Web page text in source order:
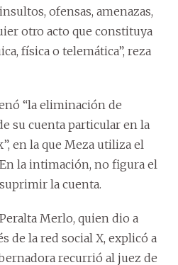
ofensas, amenazas,
otro acto que constituya
física o telemática”, reza
“la eliminación de
su cuenta particular en la
en la que Meza utiliza el
la intimación, no figura el
la cuenta.
Merlo, quien dio a
de la red social X, explicó a
recurrió al juez de